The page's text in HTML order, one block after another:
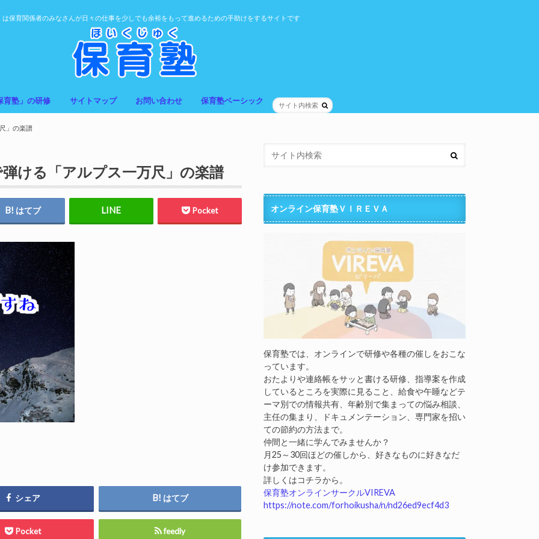
は保育関係者のみなさんが日々の仕事を少しでも余裕をもって進めるための手助けをするサイトです
育塾」の研修 サイトマップ お問い合わせ 保育塾ベーシック
」の楽譜
ける「アルプス一万尺」の楽譜
はてブ Pocket
シェア はてブ
Pocket feedly
オンライン保育塾ＶＩＲＥＶＡ
保育塾では、オンラインで研修や各種の催しをおこな
っています。
おたよりや連絡帳をサッと書ける研修、指導案を作成
しているところを実際に見ること、給食や午睡などテ
ーマ別での情報共有、年齢別で集まっての悩み相談、
主任の集まり、ドキュメンテーション、専門家を招い
ての節約の方法まで。
仲間と一緒に学んでみませんか？
月25～30回ほどの催しから、好きなものに好きなだ
け参加できます。
詳しくはコチラから。
保育塾オンラインサークルVIREVA
https://note.com/forhoikusha/n/nd26ed9ecf4d3